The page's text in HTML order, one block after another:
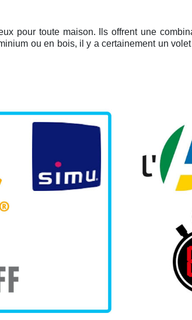
pour toute maison. Ils offrent une
ou en bois, il y a certainement un